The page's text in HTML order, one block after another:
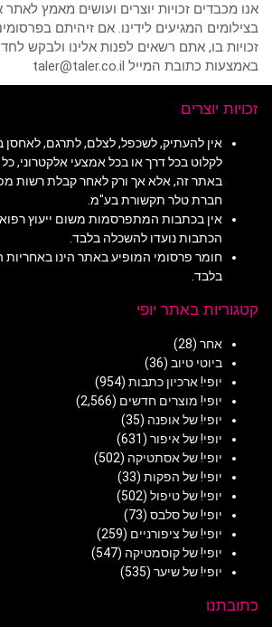
אנו מכבדים זכויות יוצרים ועושים מאמץ לאתר
בצילומים המגיעים לידינו. אם זיהיתם
זכויות בו, אתם רשאים לפנות אלינו ולבקש
באמצעות כתובת המייל taler@taler.co.il
זכויות יוצרים
אין להעתיק, לשכפל, לצלם, לתרגם, לאחסן
לקלוט בכל דרך או בכל אמצעי אלקטרוני,
באתר זה, אלא אך ורק לאחר קבלת רשות
חברת טלר תקשורת בע"מ.
אין בכתבות המתפרסמות משום ייעוץ
הכתבות נועדו להשכלה בלבד.
חומר פרסומי המופיע באתר הינו
בלבד.
קטגוריות באתר יופי
אחר (28)
ביוטי טיוב (36)
יופי! ארכיון כתבות (954)
יופי! מוצרים חדשים (2,566)
יופי! של אופנה (35)
יופי! של איפור (631)
יופי! של אסתטיקה (502)
יופי! של הפקות (33)
יופי! של טיפול (502)
יופי! של סלבס (73)
יופי! של ציפורניים (259)
יופי! של קוסמטיקה (547)
יופי! של שיער (535)
כתובתנו